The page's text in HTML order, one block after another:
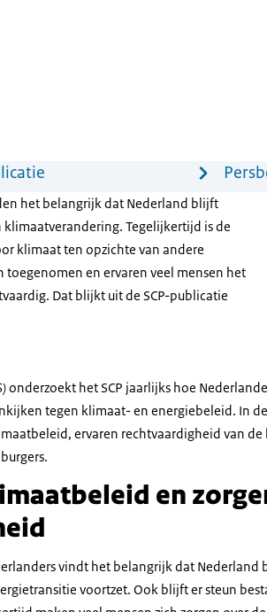
het belangrijk dat Nederland blijft
Tegelijkertijd is de
klimaat ten opzichte van andere
en ervaren veel mensen het
Dat blijkt uit de SCP-publicatie
onderzoekt het SCP jaarlijks hoe
tegen klimaat- en energiebeleid. In
ervaren rechtvaardigheid van
en
vindt het belangrijk dat Nederland
voortzet. Ook blijft er steun